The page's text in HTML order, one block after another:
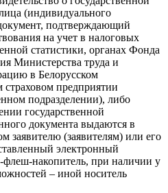
(индивидуального
подтверждающий
на учет в налоговых
статистики, органах Фонда
Министерства труда и
в Белорусском
предприятии
подразделении), либо
государственной
документа выдаются в
заявителю (заявителям) или его
электронный
накопитель, при наличии у
– иной носитель